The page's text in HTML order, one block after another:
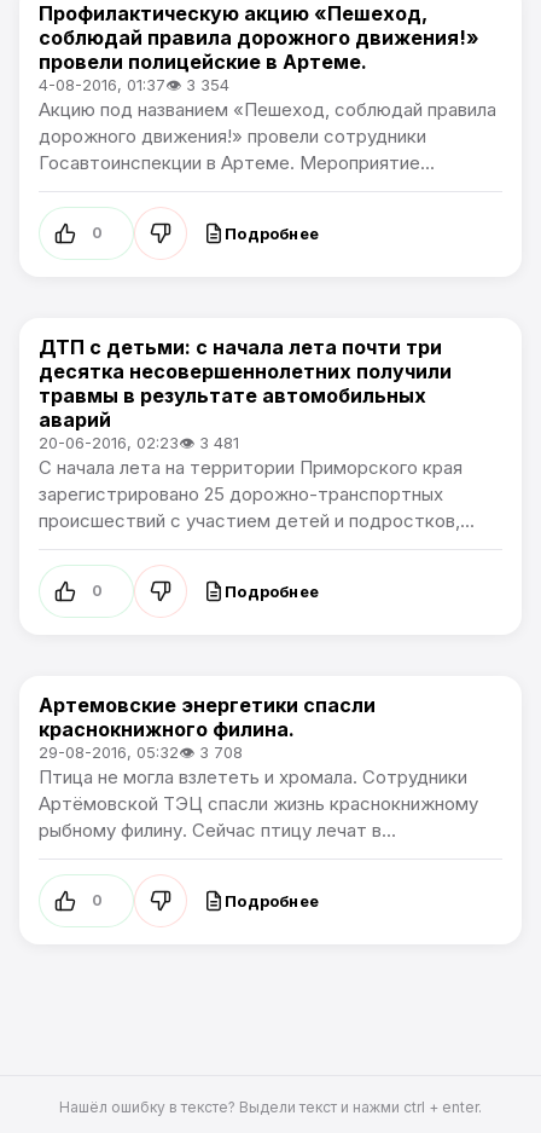
Новости Артёма
Профилактическую акцию «Пешеход,
соблюдай правила дорожного движения!»
провели полицейские в Артеме.
4-08-2016, 01:37👁 3 354
Акцию под названием «Пешеход, соблюдай правила
дорожного движения!» провели сотрудники
Госавтоинспекции в Артеме. Мероприятие...
0 Подробнее
Новости Артёма
ДТП с детьми: с начала лета почти три
десятка несовершеннолетних получили
травмы в результате автомобильных
аварий
20-06-2016, 02:23👁 3 481
С начала лета на территории Приморского края
зарегистрировано 25 дорожно-транспортных
происшествий с участием детей и подростков,...
0 Подробнее
Новости Артёма
Артемовские энергетики спасли
краснокнижного филина.
29-08-2016, 05:32👁 3 708
Птица не могла взлететь и хромала. Сотрудники
Артёмовской ТЭЦ спасли жизнь краснокнижному
рыбному филину. Сейчас птицу лечат в...
0 Подробнее
Нашёл ошибку в тексте? Выдели текст и нажми ctrl + enter.